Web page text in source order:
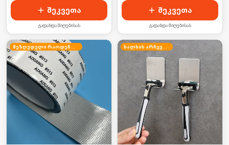
შეკვეთა
გადახდა მიღებისას
შეკვეთა
გადახდა მიღებისას
შეზღუდული რაოდენობა ხალხის არჩევანი